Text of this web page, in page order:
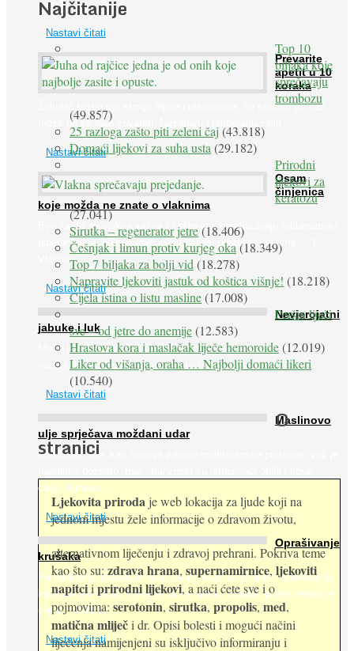
prirodne ...
Nastavi čitati
Prevarite
apetit u 10
koraka
Želudac teško trpi stroge dijete i gladovanje, no srećom po nas
može ga se lako zavarati. Nezdravu i pretjeranu želju ...
Nastavi čitati
Osam
činjenica
koje možda ne znate o vlaknima
Evo zašto su vlakna važna i zašto nas bombardiraju reklamama i
pakiranjima u kojima obećavaju najviši postotak vlakana ... 1.
Vlakna ...
Nastavi čitati
Nevjerojatni
jabuke i luk
Muče li vas tegobe vezane uz srce, oči i živce, od kojih pati
većina dijabetičara u kasnijem stadiju bolesti, jabuke ...
Nastavi čitati
Maslinovo
ulje sprječava moždani udar
Maslinovo ulje, kao osnova zdrave mediteranske prehrane, već je
dalje. Njihovo ...
Nastavi čitati
Oprašivanje
krušaka
Pri podizanju nasada kruške zanemaruje se problem oprašivanja
kukcima jer vlada uvjerenje da će krušku oprašiti pčele medarice
(Apis mellifera). ...
Nastavi čitati
Najčitanije
Top 10
biljaka koje
sprečavaju
trombozu
(49.857)
25 razloga zašto piti zeleni čaj(43.818)
Domaći lijekovi za suha usta(29.182)
Prirodni
lijekovi za
keratozu
(27.041)
Sirutka – regenerator jetre(18.406)
Češnjak i limun protiv kurjeg oka(18.349)
Top 7 biljaka za bolji vid(18.278)
Napravite ljekoviti jastuk od koštica višnje! (18.218)
Cijela istina o listu masline(17.008)
Peršin liječi
sve – od jetre do anemije(12.583)
Hrastova kora i maslačak liječe hemoroide(12.019)
Liker od višanja, oraha … Najbolji domaći likeri
(10.540)
O
stranici
Ljekovita priroda je web lokacija za ljude koji na
jednom mjestu žele informacije o zdravom životu,
alternativnom liječenju i zdravoj prehrani. Pokriva teme
kao što su: zdrava hrana, supernamirnice, ljekoviti
napitciiprirodni lijekovi, a naći ćete sve i o
pojmovima: serotonin, sirutka, propolis, med,
matična mliječi dr. Opisi bolesti i mogući načini
liječenja namijenjeni su isključivo informiranju i